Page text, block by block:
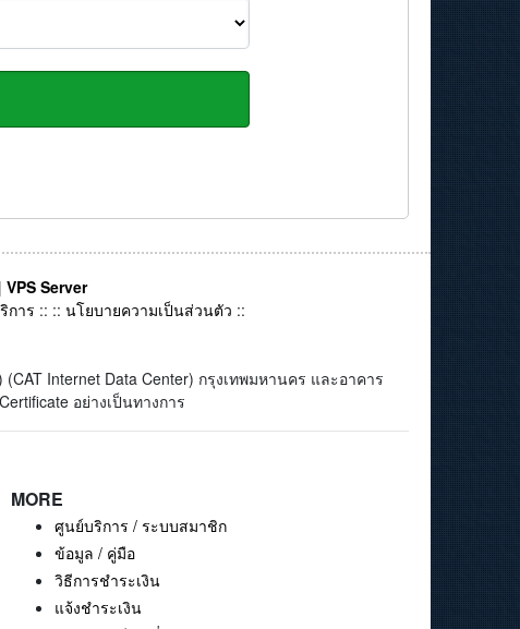
| VPS Server
การ :: :: นโยบายความเป็นส่วนตัว ::
Internet Data Center) กรุงเทพมหานคร และอาคาร
อย่างเป็นทางการ
MORE
ศูนย์บริการ / ระบบสมาชิก
ข้อมูล / คู่มือ
วิธีการชำระเงิน
แจ้งชำระเงิน